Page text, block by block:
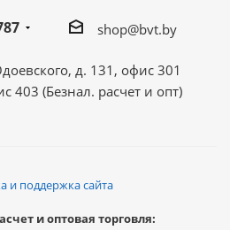
shop@bvt.by
д. 131, офис 301
403 (Безнал. расчет и опт)
и поддержка сайта
и оптовая торговля: